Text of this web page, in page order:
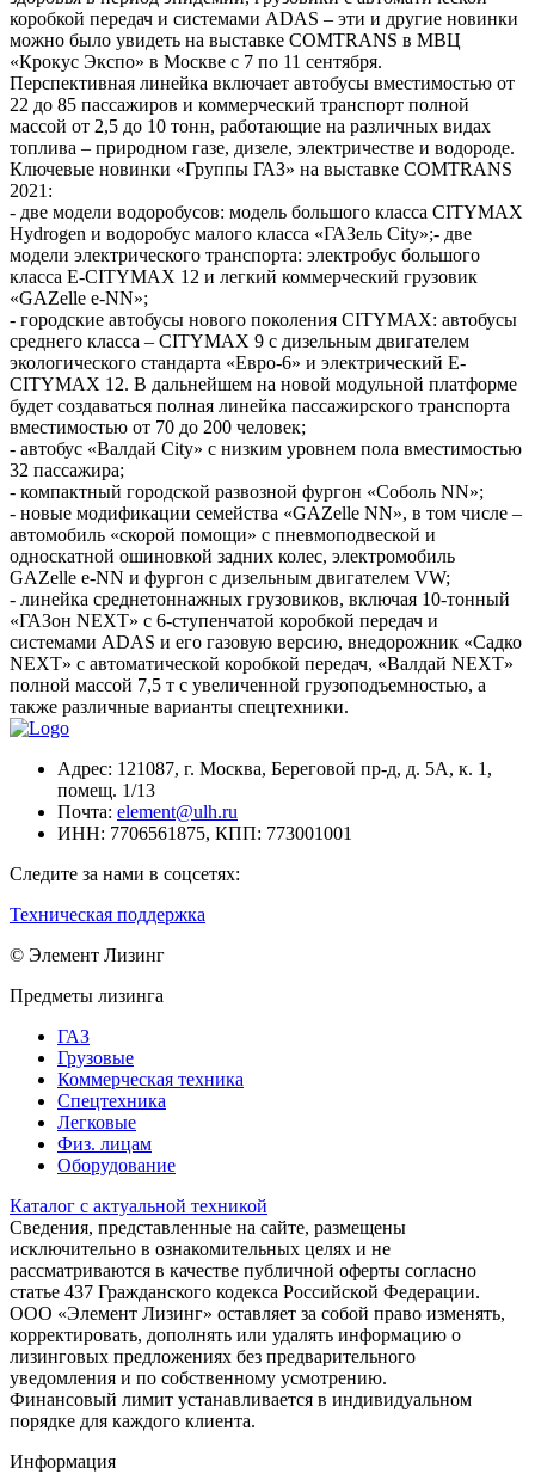
коробкой передач и системами ADAS – эти и другие новинки
можно было увидеть на выставке COMTRANS в МВЦ
«Крокус Экспо» в Москве с 7 по 11 сентября.
Перспективная линейка включает автобусы вместимостью от
22 до 85 пассажиров и коммерческий транспорт полной
массой от 2,5 до 10 тонн, работающие на различных видах
топлива – природном газе, дизеле, электричестве и водороде.
Ключевые новинки «Группы ГАЗ» на выставке COMTRANS
2021:
- две модели водоробусов: модель большого класса CITYMAX
Hydrogen и водоробус малого класса «ГАЗель City»;- две
модели электрического транспорта: электробус большого
класса E-CITYMAX 12 и легкий коммерческий грузовик
«GAZelle e-NN»;
- городские автобусы нового поколения CITYMAX: автобусы
среднего класса – CITYMAX 9 с дизельным двигателем
экологического стандарта «Евро-6» и электрический E-
CITYMAX 12. В дальнейшем на новой модульной платформе
будет создаваться полная линейка пассажирского транспорта
вместимостью от 70 до 200 человек;
- автобус «Валдай City» с низким уровнем пола вместимостью
32 пассажира;
- компактный городской развозной фургон «Соболь NN»;
- новые модификации семейства «GAZelle NN», в том числе –
автомобиль «скорой помощи» с пневмоподвеской и
односкатной ошиновкой задних колес, электромобиль
GAZelle e-NN и фургон с дизельным двигателем VW;
- линейка среднетоннажных грузовиков, включая 10-тонный
«ГАЗон NEXT» с 6-ступенчатой коробкой передач и
системами ADAS и его газовую версию, внедорожник «Садко
NEXT» с автоматической коробкой передач, «Валдай NEXT»
полной массой 7,5 т с увеличенной грузоподъемностью, а
также различные варианты спецтехники.
Адрес: 121087, г. Москва, Береговой пр-д, д. 5А, к. 1,
помещ. 1/13
Почта: element@ulh.ru
ИНН: 7706561875, КПП: 773001001
Следите за нами в соцсетях:
Техническая поддержка
© Элемент Лизинг
Предметы лизинга
ГАЗ
Грузовые
Коммерческая техника
Спецтехника
Легковые
Физ. лицам
Оборудование
Каталог с актуальной техникой
Сведения, представленные на сайте, размещены
исключительно в ознакомительных целях и не
рассматриваются в качестве публичной оферты согласно
статье 437 Гражданского кодекса Российской Федерации.
ООО «Элемент Лизинг» оставляет за собой право изменять,
корректировать, дополнять или удалять информацию о
лизинговых предложениях без предварительного
уведомления и по собственному усмотрению.
Финансовый лимит устанавливается в индивидуальном
порядке для каждого клиента.
Информация